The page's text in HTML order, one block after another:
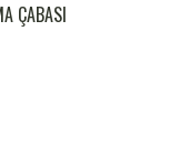
ÇABASI